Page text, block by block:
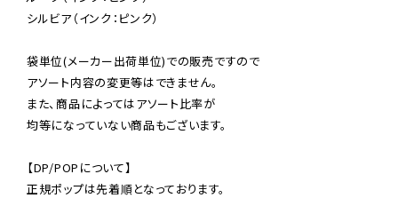
シルビア（インク：ピンク）
袋単位(メーカー出荷単位)での販売ですので
アソート内容の変更等はできません。
また、商品によってはアソート比率が
均等になっていない商品もございます。
【DP/POPについて】
正規ポップは先着順となっております。